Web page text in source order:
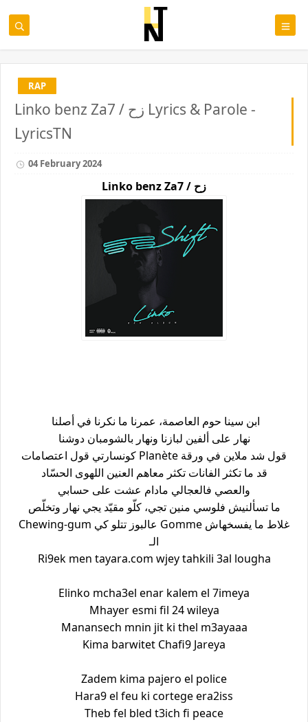
RAP
Linko benz Za7 / زح Lyrics & Parole -
LyricsTN
04 February 2024
Linko benz Za7 / زح
ابن سينا حوم العاصمة، عمرنا ما نكرنا في أصلنا
نهار على ألفين لبازنا ونهار بالشومبان دوشنا
كونسارتي قول اعتصامات Planète قول شد ملاين في ورقة
قد ما تكثر الفانات تكثر معاهم العنين اللهوى الحسّاد
والعصي فالعجالي مادام عشت على حسابي
ما تسألنيش فلوسي منين تجي، كلّو مقيّد يجي نهار وتخلّص
Chewing-gum عالبوز تتلو كي Gomme غلاط ما يفسخهاش
الـ
Ri9ek men tayara.com wjey tahkili 3al lougha
Elinko mcha3el enar kalem el 7imeya
Mhayer esmi fil 24 wileya
Manansech mnin jit ki thel m3ayaaa
Kima barwitet Chafi9 Jareya
Zadem kima pajero el police
Hara9 el feu ki cortege era2iss
Theb fel bled t3ich fi peace